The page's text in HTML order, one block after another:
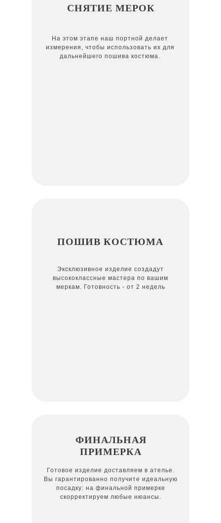
Готовое изделие доставляем в ателье.
Вы гарантированно получите идеальную
посадку: на финальной примерке
скорректируем любые нюансы.
ФИНАЛЬНАЯ
ПРИМЕРКА
Эксклюзивное изделие создадут
высококлассные мастера по вашим
меркам. Готовность - от 2 недель
ПОШИВ КОСТЮМА
На этом этапе наш портной делает
измерения, чтобы использовать их для
дальнейшего пошива костюма.
СНЯТИЕ МЕРОК